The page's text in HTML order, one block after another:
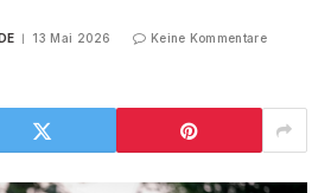
13 Mai 2026 Keine Kommentare